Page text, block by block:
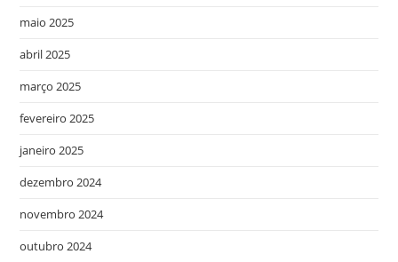
maio 2025
abril 2025
março 2025
fevereiro 2025
janeiro 2025
dezembro 2024
novembro 2024
outubro 2024